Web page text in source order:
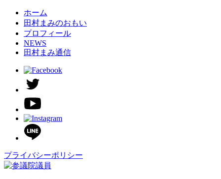
ホーム
田村まみのおもい
プロフィール
NEWS
田村まみ通信
プライバシーポリシー